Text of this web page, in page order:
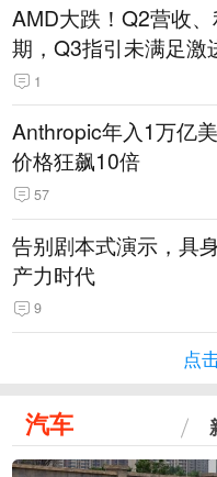
AMD大跌！Q2营收
期，Q3指引未满足激
1
Anthropic年入1万亿
价格狂飙10倍
57
告别剧本式演示，具
产力时代
9
点
汽车